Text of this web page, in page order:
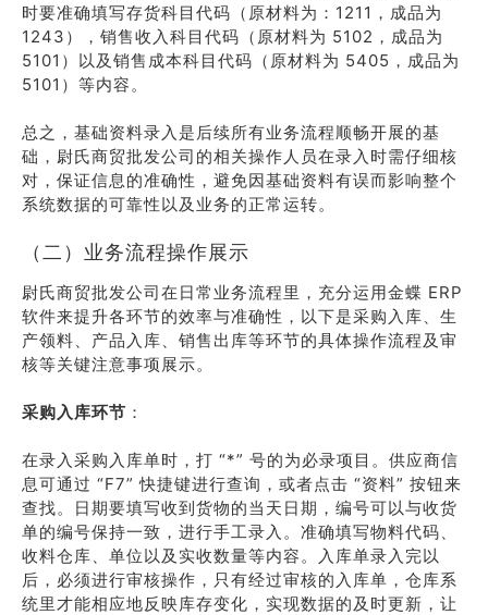
时要准确填写存货科目代码（原材料为：1211，成品为
1243），销售收入科目代码（原材料为 5102，成品为
5101）以及销售成本科目代码（原材料为 5405，成品为
5101）等内容。
总之，基础资料录入是后续所有业务流程顺畅开展的基
础，尉氏商贸批发公司的相关操作人员在录入时需仔细核
对，保证信息的准确性，避免因基础资料有误而影响整个
系统数据的可靠性以及业务的正常运转。
（二）业务流程操作展示
尉氏商贸批发公司在日常业务流程里，充分运用金蝶 ERP
软件来提升各环节的效率与准确性，以下是采购入库、生
产领料、产品入库、销售出库等环节的具体操作流程及审
核等关键注意事项展示。
采购入库环节 ：
在录入采购入库单时，打 “*” 号的为必录项目。供应商信
息可通过 “F7” 快捷键进行查询，或者点击 “资料” 按钮来
查找。日期要填写收到货物的当天日期，编号可以与收货
单的编号保持一致，进行手工录入。准确填写物料代码、
收料仓库、单位以及实收数量等内容。入库单录入完以
后，必须进行审核操作，只有经过审核的入库单，仓库系
统里才能相应地反映库存变化，实现数据的及时更新，让